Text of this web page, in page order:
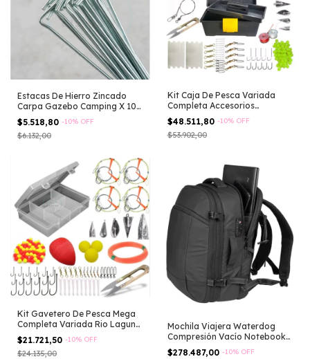
Estacas De Hierro Zincado
Carpa Gazebo Camping X 10
Unidades Plateado
$5.518,80 -10% OFF
$6.132,00
Kit Caja De Pesca Variada
Completa Accesorios
Infaltables
$48.511,80 -10% OFF
$53.902,00
Kit Gavetero De Pesca Mega
Completa Variada Rio Laguna
Lago
$21.721,50 -10% OFF
$24.135,00
Mochila Viajera Waterdog
Compresión Vacío Notebook
Carga Usb Negro Liso
$278.487,00 -10% OFF